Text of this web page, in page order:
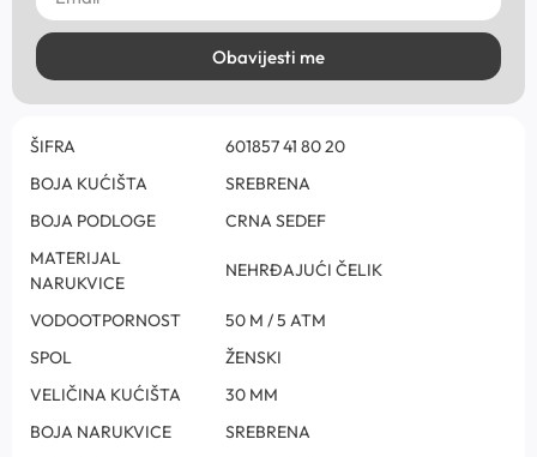
Obavijesti me
ŠIFRA
601857 41 80 20
BOJA KUĆIŠTA
SREBRENA
BOJA PODLOGE
CRNA SEDEF
MATERIJAL
NARUKVICE
NEHRĐAJUĆI ČELIK
VODOOTPORNOST
50 M / 5 ATM
SPOL
ŽENSKI
VELIČINA KUĆIŠTA
30 MM
BOJA NARUKVICE
SREBRENA